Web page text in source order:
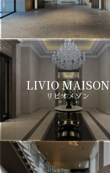
LIVIO MAISON
リビオメゾン